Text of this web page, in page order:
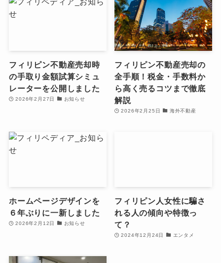
フィリピン不動産売却時
の手取り金額試算シミュ
レーターを公開しました
2026年2月27日 お知らせ
フィリピン不動産売却の
全手順！税金・手数料か
ら高く売るコツまで徹底
解説
2026年2月25日 海外不動産
ホームページデザインを
６年ぶりに一新しました
2026年2月12日 お知らせ
フィリピン人女性に騙さ
れる人の傾向や特徴っ
て？
2024年12月24日 エンタメ